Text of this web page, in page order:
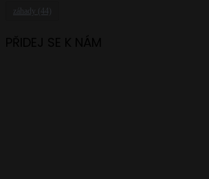
záhady (44)